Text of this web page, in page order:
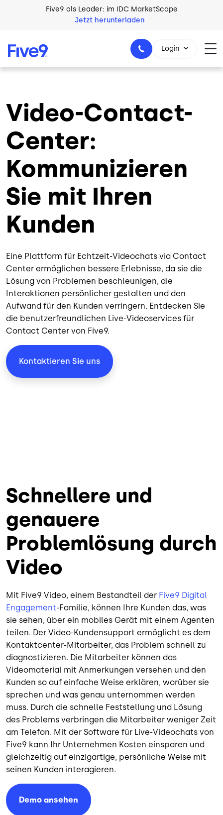
Skip to main contentFive9 als Leader: im IDC MarketScape
Jetzt herunterladen
+49 89 231 201 864
Login
Video-Contact-
Center:
Kommunizieren
Sie mit Ihren
Kunden
Eine Plattform für Echtzeit-Videochats via Contact
Center ermöglichen bessere Erlebnisse, da sie die
Lösung von Problemen beschleunigen, die
Interaktionen persönlicher gestalten und den
Aufwand für den Kunden verringern. Entdecken Sie
die benutzerfreundlichen Live-Videoservices für
Contact Center von Five9.
Kontaktieren Sie uns
Schnellere und
genauere
Problemlösung durch
Video
Mit Five9 Video, einem Bestandteil der Five9 Digital
Engagement-Familie, können Ihre Kunden das, was
sie sehen, über ein mobiles Gerät mit einem Agenten
teilen. Der Video-Kundensupport ermöglicht es dem
Kontaktcenter-Mitarbeiter, das Problem schnell zu
diagnostizieren. Die Mitarbeiter können das
Videomaterial mit Anmerkungen versehen und den
Kunden so auf einfache Weise erklären, worüber sie
sprechen und was genau unternommen werden
muss. Durch die schnelle Feststellung und Lösung
des Problems verbringen die Mitarbeiter weniger Zeit
am Telefon. Mit der Software für Live-Videochats von
Five9 kann Ihr Unternehmen Kosten einsparen und
gleichzeitig auf einzigartige, persönliche Weise mit
seinen Kunden interagieren.
Demo ansehen